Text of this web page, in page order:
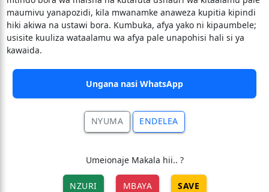
maumivu yanapozidi, kila mwanamke anaweza kupitia kipindi
hiki akiwa na ustawi bora. Kumbuka, afya yako ni kipaumbele;
usisite kuuliza wataalamu wa afya pale unapohisi hali si ya
kawaida.
Ungana nasi WhatsApp
NYUMA ENDELEA
Umeionaje Makala hii.. ?
NZURI MBAYA SAVE